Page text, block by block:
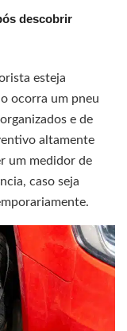
descobrir
esteja
ocorra um pneu
e de
altamente
um medidor de
caso seja